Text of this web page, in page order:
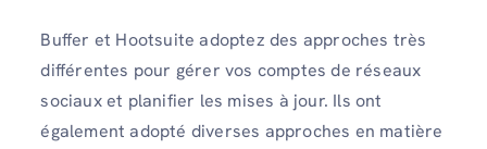
Buffer et Hootsuite adoptez des approches très
différentes pour gérer vos comptes de réseaux
sociaux et planifier les mises à jour. Ils ont
également adopté diverses approches en matière